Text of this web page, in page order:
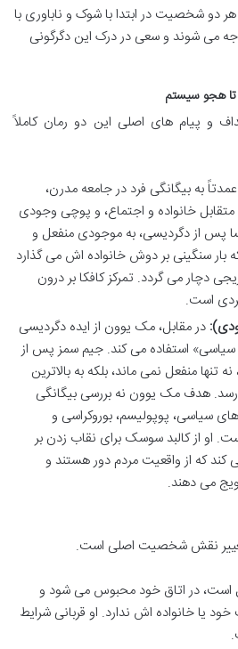
هر دو شخصیت در ابتدا با شوک و ناباوری با
می شوند و سعی در درک این دگرگونی
تا هجو سیستم
و پیام های اصلی این دو رمان کاملاً
به بیگانگی فرد در جامعه مدرن،
خانواده و اجتماع، و پوچی وجودی
پس از دگردیسی، به موجودی منفعل و
بار سنگینی بر دوش خانواده اش می گذارد
دچار می گردد. تمرکز کافکا بر درون
است.
در مقابل، مک یوون از ایده دگردیسی
استفاده می کند. جیم سمز پس از
منفعل نمی ماند، بلکه به بالاترین
هدف مک یوون نه بررسی بیگانگی
سیاسی، پوپولیسم، بوروکراسی و
او از کالبد سوسک برای نقاب زدن بر
کند که از واقعیت مردم دور هستند و
می دهند.
نقش شخصیت اصلی است.
است، در اتاق خود محبوس می شود و
یا خانواده اش ندارد. او قربانی شرایط